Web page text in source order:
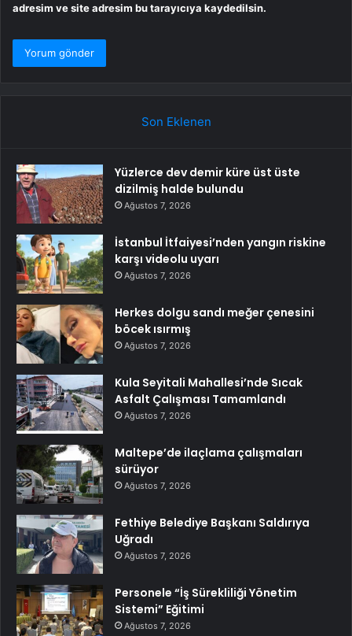
adresim ve site adresim bu tarayıcıya kaydedilsin.
Son Eklenen
Yüzlerce dev demir küre üst üste
dizilmiş halde bulundu
Ağustos 7, 2026
İstanbul İtfaiyesi’nden yangın riskine
karşı videolu uyarı
Ağustos 7, 2026
Herkes dolgu sandı meğer çenesini
böcek ısırmış
Ağustos 7, 2026
Kula Seyitali Mahallesi’nde Sıcak
Asfalt Çalışması Tamamlandı
Ağustos 7, 2026
Maltepe’de ilaçlama çalışmaları
sürüyor
Ağustos 7, 2026
Fethiye Belediye Başkanı Saldırıya
Uğradı
Ağustos 7, 2026
Personele “İş Sürekliliği Yönetim
Sistemi” Eğitimi
Ağustos 7, 2026